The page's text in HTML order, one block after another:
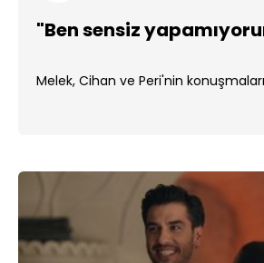
"Ben sensiz
Melek, Cihan ve Peri'nin